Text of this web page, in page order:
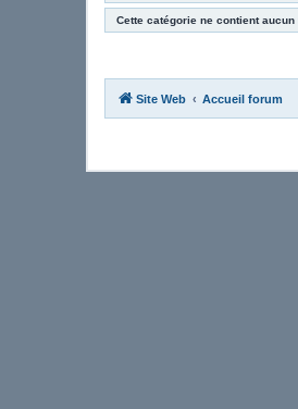
Cette catégorie ne contient aucun
Site Web Accueil forum